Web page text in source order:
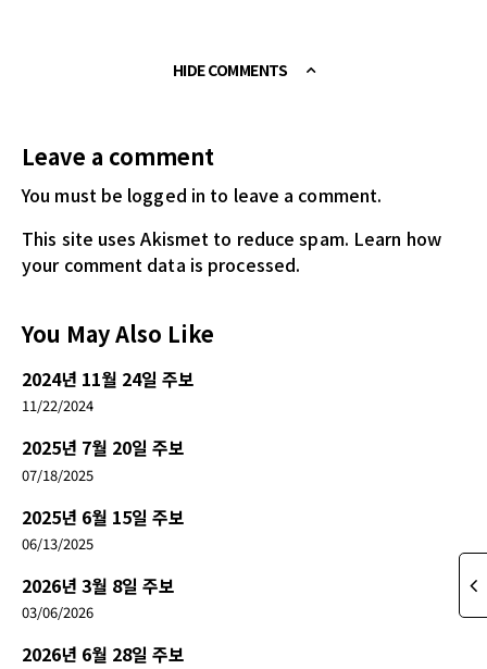
HIDE COMMENTS
Leave a comment
You must be logged in to leave a comment.
This site uses Akismet to reduce spam. Learn how
your comment data is processed.
You May Also Like
2024년 11월 24일 주보
11/22/2024
2025년 7월 20일 주보
07/18/2025
2025년 6월 15일 주보
06/13/2025
2026년 3월 8일 주보
03/06/2026
2026년 6월 28일 주보